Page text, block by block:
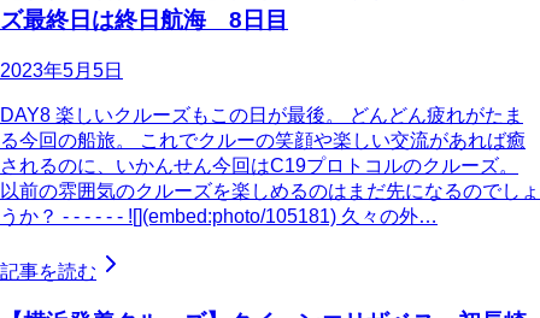
ズ最終日は終日航海 8日目
2023年5月5日
DAY8 楽しいクルーズもこの日が最後。 どんどん疲れがたま
る今回の船旅。 これでクルーの笑顔や楽しい交流があれば癒
されるのに、いかんせん今回はC19プロトコルのクルーズ。
以前の雰囲気のクルーズを楽しめるのはまだ先になるのでしょ
うか？ - - - - - - ![](embed:photo/105181) 久々の外…
記事を読む